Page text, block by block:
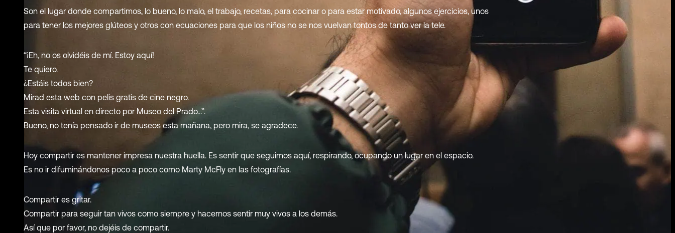
Son el lugar donde compartimos, lo bueno, lo malo, el trabajo, recetas, para cocinar o para estar motivado, algunos ejercicios, unos
para tener los mejores glúteos y otros con ecuaciones para que los niños no se nos vuelvan tontos de tanto ver la tele.
“¡Eh, no os olvidéis de mí. Estoy aquí!
Te quiero.
¿Estáis todos bien?
Mirad esta web con pelis gratis de cine negro.
Esta visita virtual en directo por Museo del Prado…”.
Bueno, no tenía pensado ir de museos esta mañana, pero mira, se agradece.
Hoy compartir es mantener impresa nuestra huella. Es sentir que seguimos aquí, respirando, ocupando un lugar en el espacio.
Es no ir difuminándonos poco a poco como Marty McFly en las fotografías.
Compartir es gritar.
Compartir para seguir tan vivos como siempre y hacernos sentir muy vivos a los demás.
Así que por favor, no dejéis de compartir.